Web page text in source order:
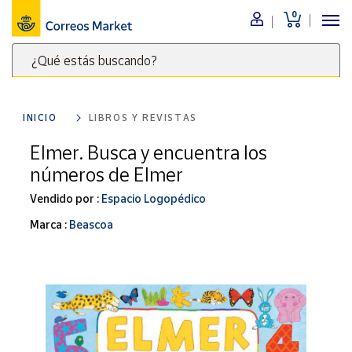
0
¿Qué estás buscando?
clave
para
buscar
productos
Correos
Menú
Nuestro
catálogo
Alimentación
Bebidas
Ocio y cultura
Juguetes y
Merchandising
y regalos
Tienda de
Correos
INICIO LIBROS Y REVISTAS
Elmer. Busca y encuentra los
números de Elmer
Vendido por : Espacio Logopédico
Marca : Beascoa